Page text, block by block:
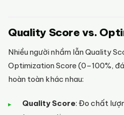
Quality Score vs.
Nhiều người nhầm lẫn Quality
Optimization Score (0–100%,
hoàn toàn khác nhau:
Quality Score: Đo chất